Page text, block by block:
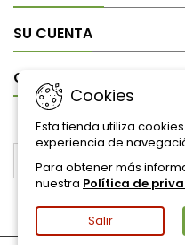
SU CUENTA
CONTACTO
Cookies
Esta tienda utiliza
experiencia de
Para obtener más
nuestra Política de
Salir